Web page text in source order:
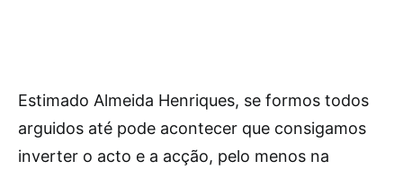
Estimado Almeida Henriques, se formos todos
arguidos até pode acontecer que consigamos
inverter o acto e a acção, pelo menos na